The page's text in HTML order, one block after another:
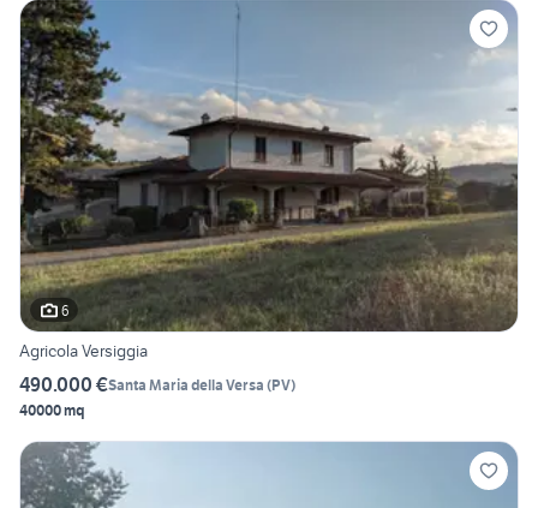
6
Agricola Versiggia
490.000 €Santa Maria della Versa (PV)
40000 mq